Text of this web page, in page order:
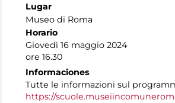
Lugar
Museo di Roma
Horario
Giovedì 16 maggio 2024
ore 16.30
Informaciones
Tutte le informazioni sul
https://